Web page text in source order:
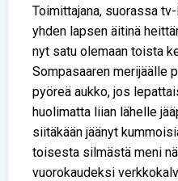
Toimittajana, suorassa
yhden lapsen äitinä
nyt satu olemaan toista
Sompasaaren merijäälle
pyöreä aukko, jos
huolimatta liian lähelle
siitäkään jäänyt
toisesta silmästä meni
vuorokaudeksi